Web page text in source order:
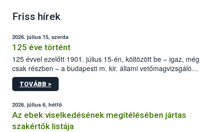
Friss hírek
2026. július 15, szerda
125 éve történt
125 évvel ezelőtt 1901. július 15-én, költözött be – igaz, még
csak részben – a budapesti m. kir. állami vetőmagvizsgáló
állomás a Kis Rókus utca 15. szám alatti, Czigler Győző által
tervezett új épületébe.
TOVÁBB >
2026. július 6, hétfő
Az ebek viselkedésének megítélésében jártas
szakértők listája